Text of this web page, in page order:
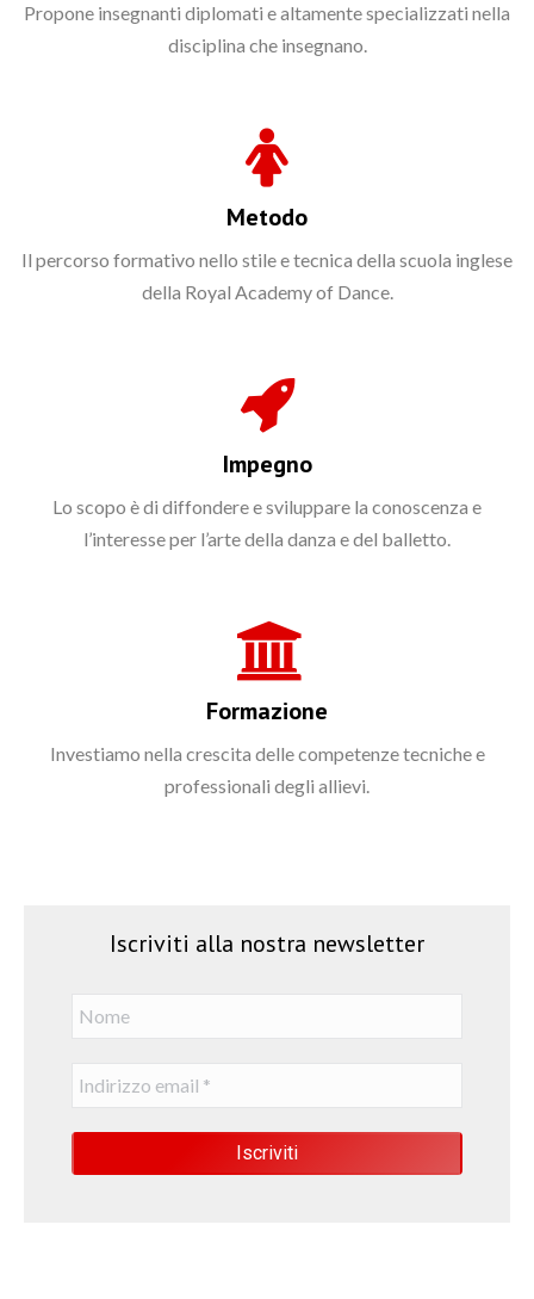
Propone insegnanti diplomati e altamente specializzati nella
disciplina che insegnano.
Metodo
Il percorso formativo nello stile e tecnica della scuola inglese
della Royal Academy of Dance.
Impegno
Lo scopo è di diffondere e sviluppare la conoscenza e
l’interesse per l’arte della danza e del balletto.
Formazione
Investiamo nella crescita delle competenze tecniche e
professionali degli allievi.
Iscriviti alla nostra newsletter